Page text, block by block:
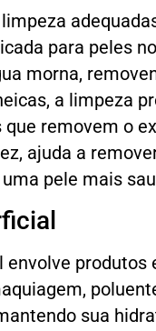
para peles
morna,
a limpeza
removem o
ajuda a
pele mais
sua